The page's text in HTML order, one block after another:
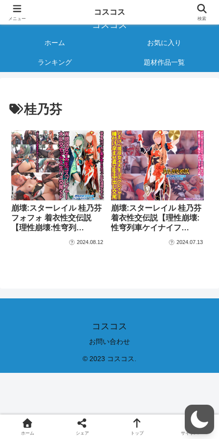
様々なジャンルのコスプレAVをご紹介する情報サイト
コスコス
ホーム お気に入り
ランキング 題材作品一覧
桂乃芬
崩壊:スターレイル 桂乃芬
フォフォ 着衣性交伝説
【理性崩壊:性穹列…
2024.08.12
崩壊:スターレイル 桂乃芬
着衣性交伝説【理性崩壊:
性穹列車ケイナイフ…
2024.07.13
コスコス
お問い合わせ
© 2023 コスコス.
メニュー
コスコス
検索
ホーム シェア トップ サイドバー